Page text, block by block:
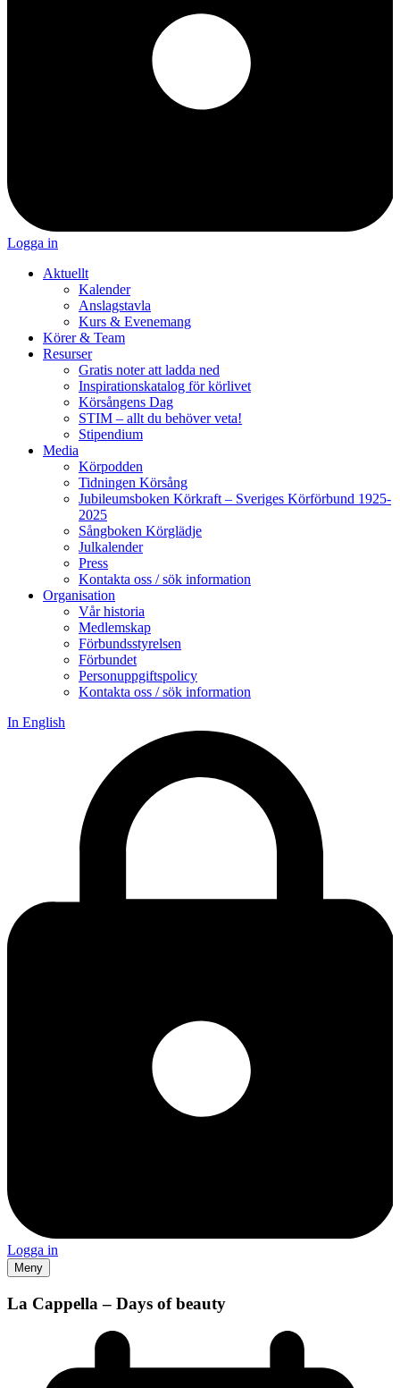
Logga in
Aktuellt
Kalender
Anslagstavla
Kurs & Evenemang
Körer & Team
Resurser
Gratis noter att ladda ned
Inspirationskatalog för körlivet
Körsångens Dag
STIM – allt du behöver veta!
Stipendium
Media
Körpodden
Tidningen Körsång
Jubileumsboken Körkraft – Sveriges Körförbund 1925-
2025
Sångboken Körglädje
Julkalender
Press
Kontakta oss / sök information
Organisation
Vår historia
Medlemskap
Förbundsstyrelsen
Förbundet
Personuppgiftspolicy
Kontakta oss / sök information
In English
Logga in
Meny
La Cappella – Days of beauty